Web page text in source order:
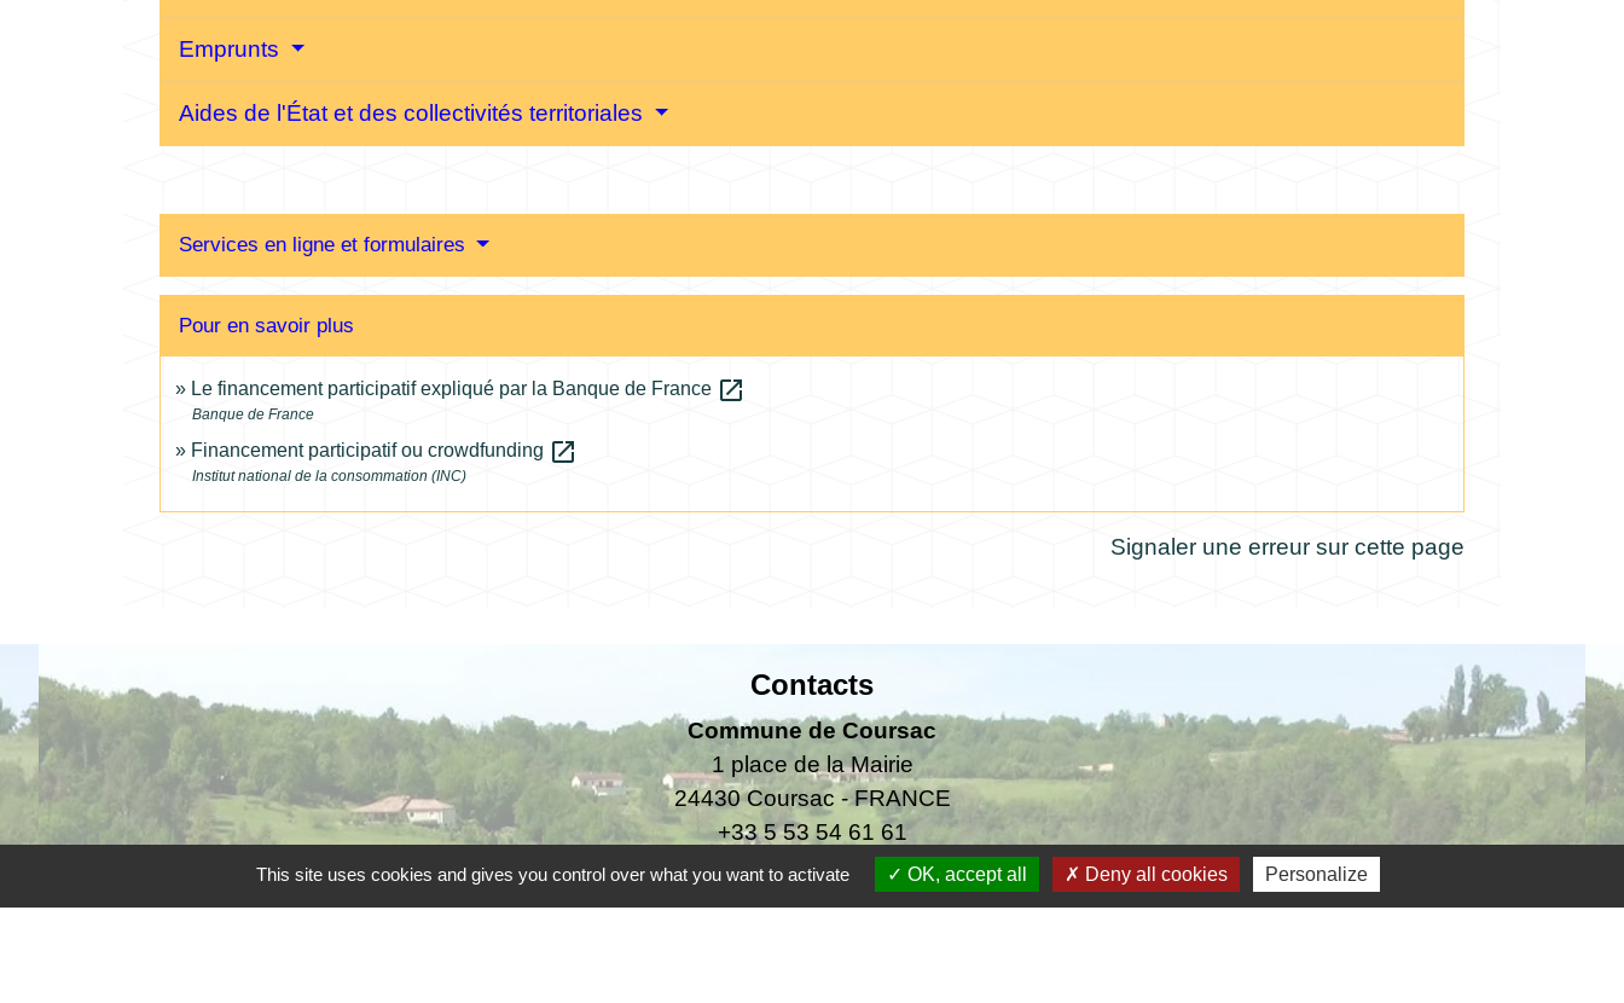
Emprunts
Aides de l'État et des collectivités territoriales
Services en ligne et formulaires
Pour en savoir plus
Le financement participatif expliqué par la Banque de France open_in_new
Banque de France
Financement participatif ou crowdfunding open_in_new
Institut national de la consommation (INC)
Signaler une erreur sur cette page
Contacts
Commune de Coursac
1 place de la Mairie
24430 Coursac - FRANCE
+33 5 53 54 61 61
Téléphone pour les urgences uniquement en dehors des horaires d'ouverture de la mairie
This site uses cookies and gives you control over what you want to activate OK, accept all Deny all cookies Personalize